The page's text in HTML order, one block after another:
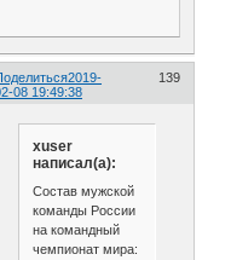
139
2019-
08 19:49:38
xuser
написал(а):
Состав мужской
команды России
на командный
чемпионат мира: